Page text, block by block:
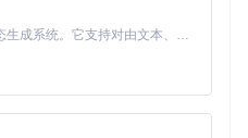
的ISO镜像文件。如果没有
边的下载图标，使用Rufus内
MiniMax H3 是一个通用的全模态生成系统。它支持对由文本、图像、视频和音频组成的多模态上下文进行统一理解，并能生成分辨率高达 2K、时长可达 15 秒的带原生立体声音频的视频。得益于面向任务泛化的系统设计，H3 在预训练阶段就已具备广泛的多模态上下文理解与生成能力，能够出色地执行复杂的多模态指令。